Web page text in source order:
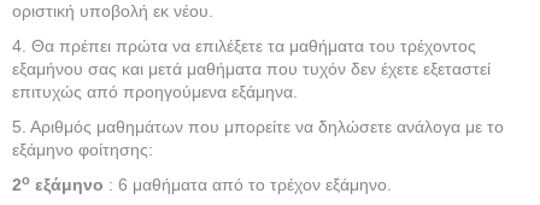
οριστική υποβολή εκ νέου.
4. Θα πρέπει πρώτα να επιλέξετε τα μαθήματα του τρέχοντος
εξαμήνου σας και μετά μαθήματα που τυχόν δεν έχετε εξεταστεί
επιτυχώς από προηγούμενα εξάμηνα.
5. Αριθμός μαθημάτων που μπορείτε να δηλώσετε ανάλογα με το
εξάμηνο φοίτησης:
2ο εξάμηνο : 6 μαθήματα από το τρέχον εξάμηνο.